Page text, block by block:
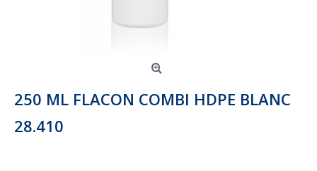
250 ML FLACON COMBI HDPE BLANC
28.410